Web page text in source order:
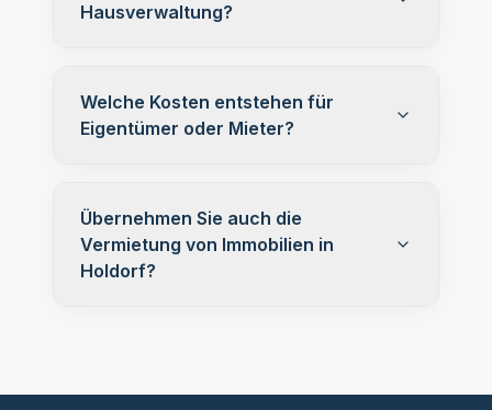
Hausverwaltung?
Welche Kosten entstehen für
Eigentümer oder Mieter?
Übernehmen Sie auch die
Vermietung von Immobilien in
Holdorf?